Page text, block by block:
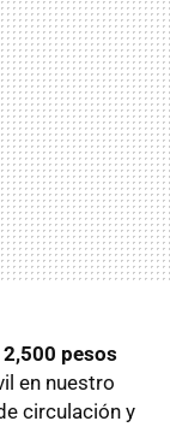
pesos
en nuestro
circulación y